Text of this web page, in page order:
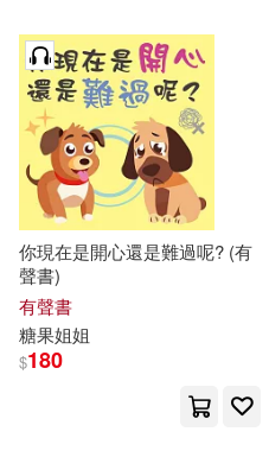
你現在是開心還是難過呢? (有
聲書)
有聲書
糖果姐姐
$180